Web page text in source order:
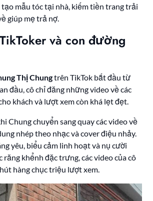
tạo mẫu tóc tại nhà, kiếm tiền trang trải
giúp mẹ trả nợ.
và con đường
Thị Chungtrên TikTok bắt đầu từ
đầu, cô chỉ đăng những video về các
khách và lượt xem còn khá lẹt đẹt.
Chung chuyển sang quay các video về
nhép theo nhạc và cover điệu nhảy.
yêu, biểu cảm linh hoạt và nụ cười
răng khểnh đặc trưng, các video của cô
hàng chục triệu lượt xem.